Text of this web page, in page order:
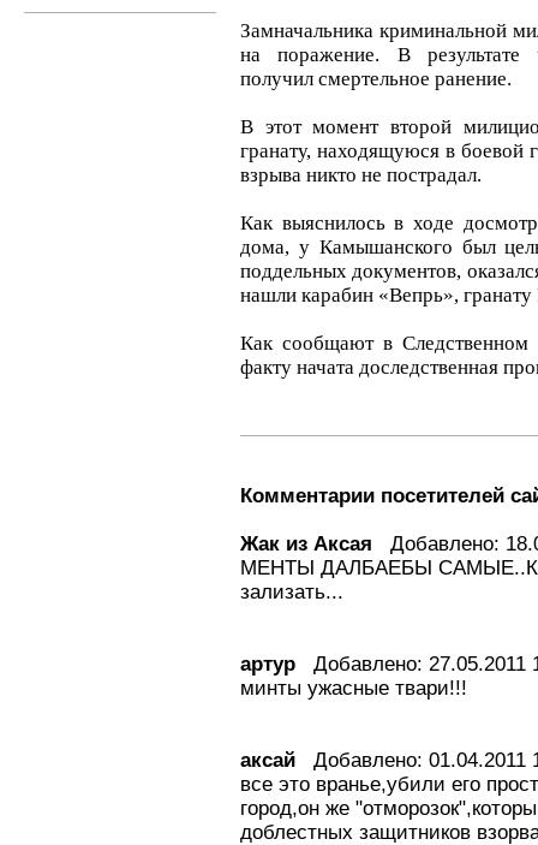
Замначальника криминальной
на поражение. В результате
получил смертельное ранение.
В этот момент второй
гранату, находящуюся в боевой
взрыва никто не пострадал.
Как выяснилось в ходе
дома, у Камышанского был
поддельных документов,
нашли карабин «Вепрь»,
Как сообщают в
факту начата доследственная
Комментарии посетителей
Жак из Аксая Добавлено:
МЕНТЫ ДАЛБАЕБЫ
зализать...
артур Добавлено: 27.05.2011
минты ужасные твари!!!
аксай Добавлено: 01.04.2011
все это вранье,убили его
город,он же
доблестных защитников